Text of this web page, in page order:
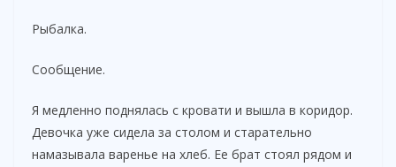
Рыбалка.
Сообщение.
Я медленно поднялась с кровати и вышла в коридор.
Девочка уже сидела за столом и старательно
намазывала варенье на хлеб. Ее брат стоял рядом и